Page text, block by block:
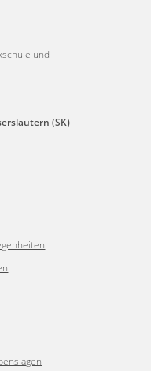
und
(SK)